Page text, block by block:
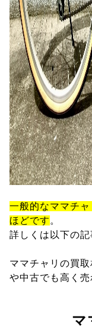
一般的なママチ
ほどです 。
詳しくは以下の記
ママチャリの買
や中古でも高く
マ